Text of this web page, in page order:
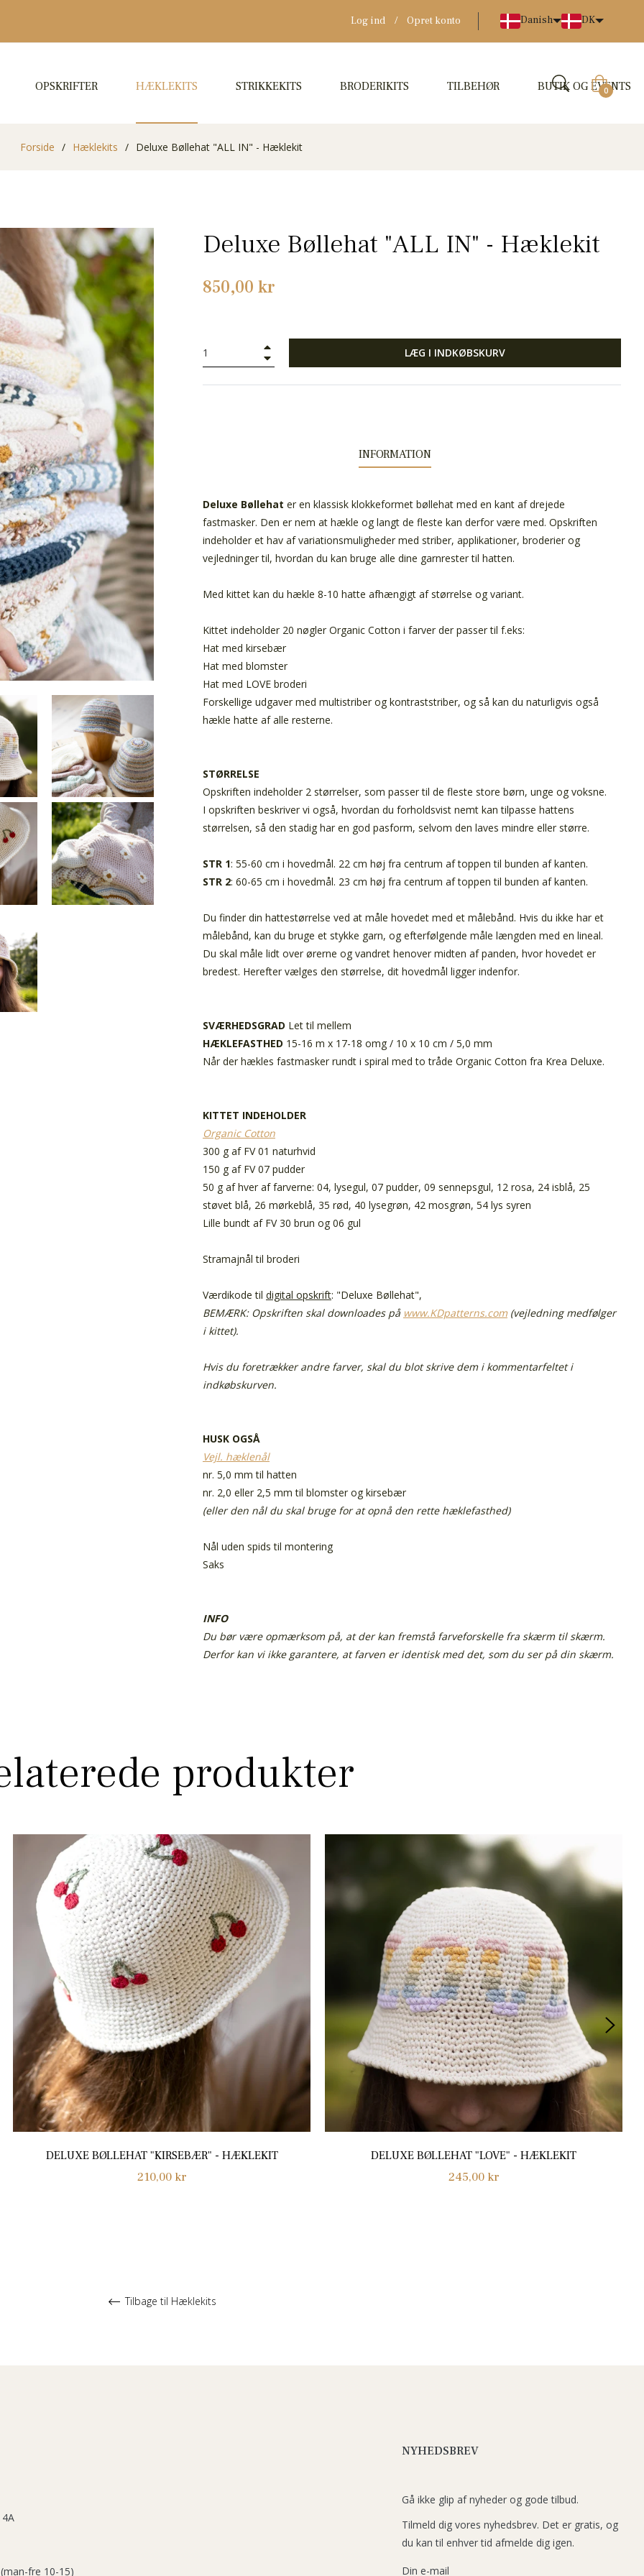
Log ind / Opret konto Danish DK
OPSKRIFTER HÆKLEKITS STRIKKEKITS BRODERIKITS TILBEHØR BUTIK OG EVENTS
0
Forside / Hæklekits / Deluxe Bøllehat "ALL IN" - Hæklekit
Deluxe Bøllehat "ALL IN" - Hæklekit
Normalpris
850,00 kr
LÆG I INDKØBSKURV
INFORMATION
Deluxe Bøllehat er en klassisk klokkeformet bøllehat med en kant af drejede
fastmasker. Den er nem at hækle og langt de fleste kan derfor være med. Opskriften
indeholder et hav af variationsmuligheder med striber, applikationer, broderier og
vejledninger til, hvordan du kan bruge alle dine garnrester til hatten.
Med kittet kan du hækle 8-10 hatte afhængigt af størrelse og variant.
Kittet indeholder 20 nøgler Organic Cotton i farver der passer til f.eks:
Hat med kirsebær
Hat med blomster
Hat med LOVE broderi
Forskellige udgaver med multistriber og kontraststriber, og så kan du naturligvis også
hækle hatte af alle resterne.
STØRRELSE
Opskriften indeholder 2 størrelser, som passer til de fleste store børn, unge og voksne.
I opskriften beskriver vi også, hvordan du forholdsvist nemt kan tilpasse hattens
størrelsen, så den stadig har en god pasform, selvom den laves mindre eller større.
STR 1: 55-60 cm i hovedmål. 22 cm høj fra centrum af toppen til bunden af kanten.
STR 2: 60-65 cm i hovedmål. 23 cm høj fra centrum af toppen til bunden af kanten.
Du finder din hattestørrelse ved at måle hovedet med et målebånd. Hvis du ikke har et
målebånd, kan du bruge et stykke garn, og efterfølgende måle længden med en lineal.
Du skal måle lidt over ørerne og vandret henover midten af panden, hvor hovedet er
bredest. Herefter vælges den størrelse, dit hovedmål ligger indenfor.
SVÆRHEDSGRAD Let til mellem
HÆKLEFASTHED 15-16 m x 17-18 omg / 10 x 10 cm / 5,0 mm
Når der hækles fastmasker rundt i spiral med to tråde Organic Cotton fra Krea Deluxe.
KITTET INDEHOLDER
Organic Cotton
300 g af FV 01 naturhvid
150 g af FV 07 pudder
50 g af hver af farverne: 04, lysegul, 07 pudder, 09 sennepsgul, 12 rosa, 24 isblå, 25
støvet blå, 26 mørkeblå, 35 rød, 40 lysegrøn, 42 mosgrøn, 54 lys syren
Lille bundt af FV 30 brun og 06 gul
Stramajnål til broderi
Værdikode til digital opskrift: "Deluxe Bøllehat",
BEMÆRK: Opskriften skal downloades på www.KDpatterns.com (vejledning medfølger
i kittet).
Hvis du foretrækker andre farver, skal du blot skrive dem i kommentarfeltet i
indkøbskurven.
HUSK OGSÅ
Vejl. hæklenål
nr. 5,0 mm til hatten
nr. 2,0 eller 2,5 mm til blomster og kirsebær
(eller den nål du skal bruge for at opnå den rette hæklefasthed)
Nål uden spids til montering
Saks
INFO
Du bør være opmærksom på, at der kan fremstå farveforskelle fra skærm til skærm.
Derfor kan vi ikke garantere, at farven er identisk med det, som du ser på din skærm.
produkter
DELUXE BØLLEHAT "KIRSEBÆR" - HÆKLEKIT
Normalpris
210,00 kr
DELUXE BØLLEHAT "LOVE" - HÆKLEKIT
Normalpris
245,00 kr
Tilbage til Hæklekits
fre 10-15)
NYHEDSBREV
Gå ikke glip af nyheder og gode tilbud.
Tilmeld dig vores nyhedsbrev. Det er gratis, og
du kan til enhver tid afmelde dig igen.